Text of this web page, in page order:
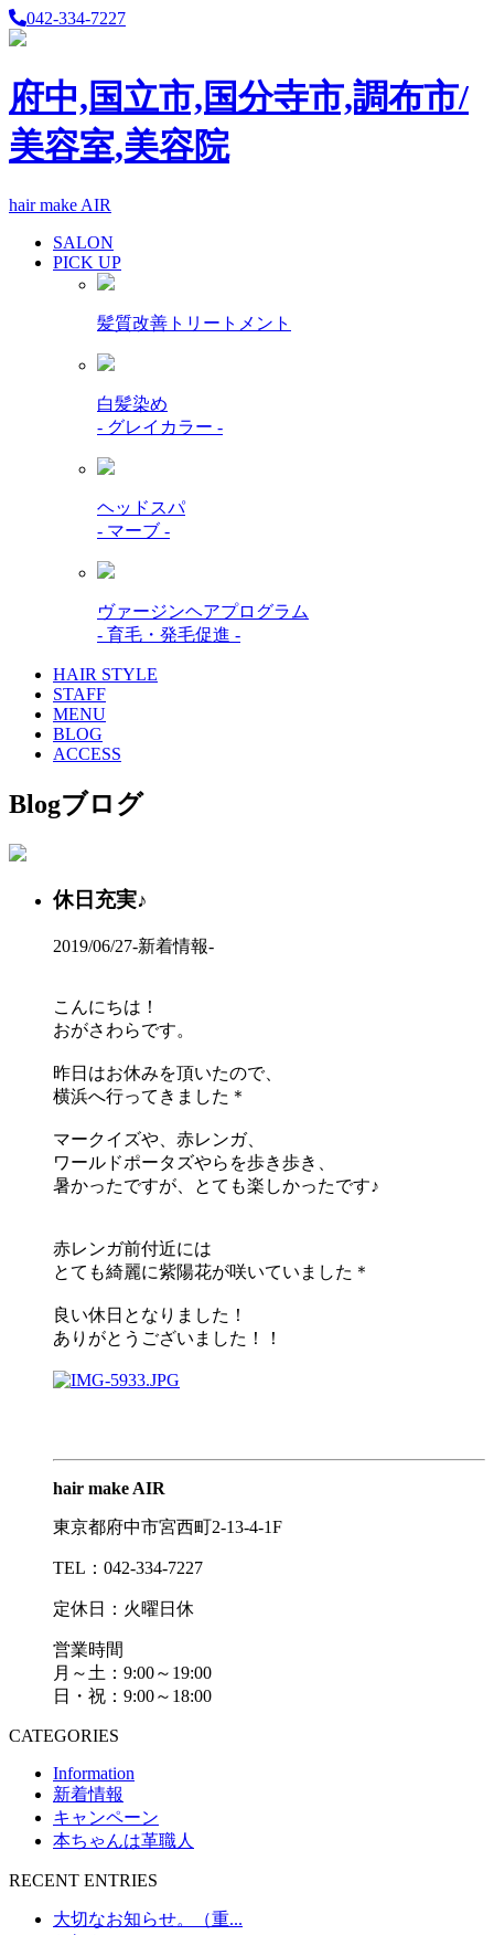
042-334-7227
府中,国立市,国分寺市,調布市/
美容室,美容院
hair make AIR
SALON
PICK UP
髪質改善トリートメント
白髪染め
- グレイカラー -
ヘッドスパ
- マーブ -
ヴァージンヘアプログラム
- 育毛・発毛促進 -
HAIR STYLE
STAFF
MENU
BLOG
ACCESS
Blogブログ
休日充実♪
2019/06/27-新着情報-
こんにちは！
おがさわらです。
昨日はお休みを頂いたので、
横浜へ行ってきました＊
マークイズや、赤レンガ、
ワールドポータズやらを歩き歩き、
暑かったですが、とても楽しかったです♪
赤レンガ前付近には
とても綺麗に紫陽花が咲いていました＊
良い休日となりました！
ありがとうございました！！
hair make AIR
東京都府中市宮西町2-13-4-1F
TEL：042-334-7227
定休日：火曜日休
営業時間
月～土：9:00～19:00
日・祝：9:00～18:00
CATEGORIES
Information
新着情報
キャンペーン
本ちゃんは革職人
RECENT ENTRIES
大切なお知らせ。（重...